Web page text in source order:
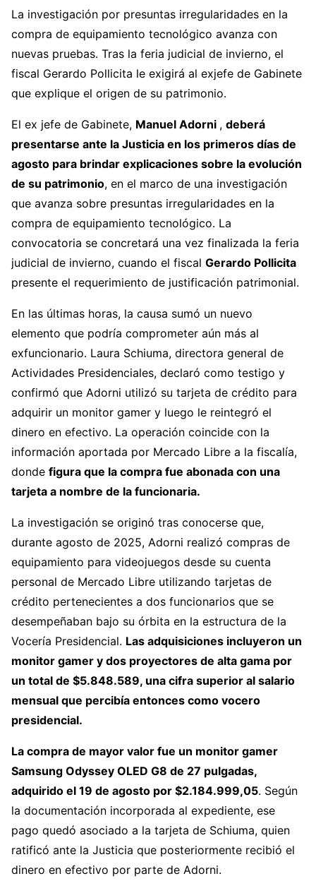
La investigación por presuntas irregularidades en la
compra de equipamiento tecnológico avanza con
nuevas pruebas. Tras la feria judicial de invierno, el
fiscal Gerardo Pollicita le exigirá al exjefe de Gabinete
que explique el origen de su patrimonio.
El ex jefe de Gabinete, Manuel Adorni , deberá
presentarse ante la Justicia en los primeros días de
agosto para brindar explicaciones sobre la evolución
de su patrimonio, en el marco de una investigación
que avanza sobre presuntas irregularidades en la
compra de equipamiento tecnológico. La
convocatoria se concretará una vez finalizada la feria
judicial de invierno, cuando el fiscal Gerardo Pollicita
presente el requerimiento de justificación patrimonial.
En las últimas horas, la causa sumó un nuevo
elemento que podría comprometer aún más al
exfuncionario. Laura Schiuma, directora general de
Actividades Presidenciales, declaró como testigo y
confirmó que Adorni utilizó su tarjeta de crédito para
adquirir un monitor gamer y luego le reintegró el
dinero en efectivo. La operación coincide con la
información aportada por Mercado Libre a la fiscalía,
donde figura que la compra fue abonada con una
tarjeta a nombre de la funcionaria.
La investigación se originó tras conocerse que,
durante agosto de 2025, Adorni realizó compras de
equipamiento para videojuegos desde su cuenta
personal de Mercado Libre utilizando tarjetas de
crédito pertenecientes a dos funcionarios que se
desempeñaban bajo su órbita en la estructura de la
Vocería Presidencial. Las adquisiciones incluyeron un
monitor gamer y dos proyectores de alta gama por
un total de $5.848.589, una cifra superior al salario
mensual que percibía entonces como vocero
presidencial.
La compra de mayor valor fue un monitor gamer
Samsung Odyssey OLED G8 de 27 pulgadas,
adquirido el 19 de agosto por $2.184.999,05. Según
la documentación incorporada al expediente, ese
pago quedó asociado a la tarjeta de Schiuma, quien
ratificó ante la Justicia que posteriormente recibió el
dinero en efectivo por parte de Adorni.